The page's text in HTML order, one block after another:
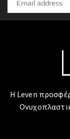
Η Leven